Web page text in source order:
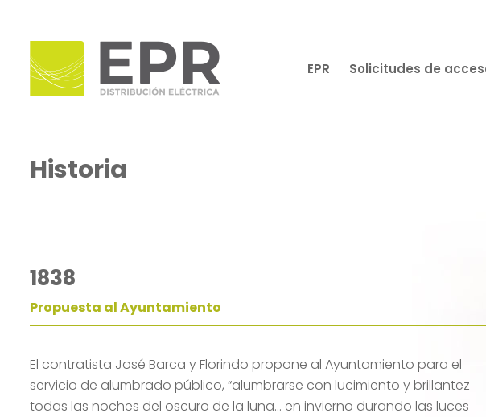
EPR Solicitudes de
Historia
1838
Propuesta al Ayuntamiento
El contratista José Barca y Florindo propone al Ayuntamiento para el
servicio de alumbrado público, “alumbrarse con lucimiento y brillantez
todas las noches del oscuro de la luna… en invierno durando las luces